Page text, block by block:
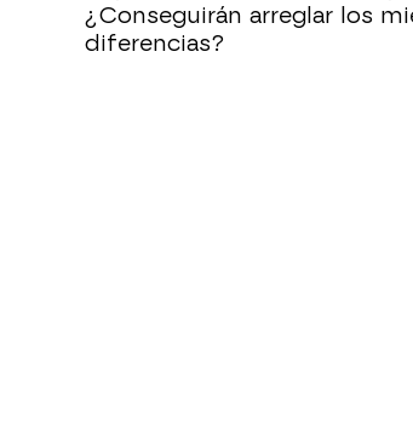
¿Conseguirán arreglar los
diferencias?